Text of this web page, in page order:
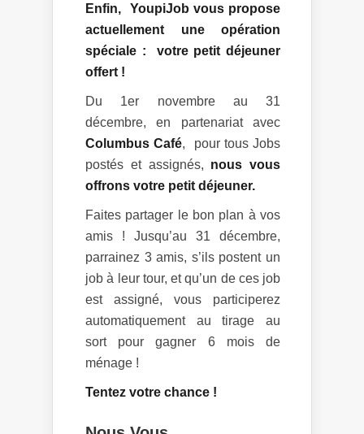
Enfin, YoupiJob vous propose
actuellement une opération
spéciale : votre petit déjeuner
offert !
Du 1er novembre au 31
décembre, en partenariat avec
Columbus Café, pour tous Jobs
postés et assignés, nous vous
offrons votre petit déjeuner.
Faites partager le bon plan à vos
amis ! Jusqu’au 31 décembre,
parrainez 3 amis, s’ils postent un
job à leur tour, et qu’un de ces job
est assigné, vous participerez
automatiquement au tirage au
sort pour gagner 6 mois de
ménage !
Tentez votre chance !